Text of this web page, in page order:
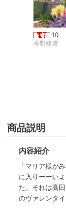
10
今野緒雪
商品説明
内容紹介
「マリア様が
に入りーーい
た。それは高
のヴァレンタ